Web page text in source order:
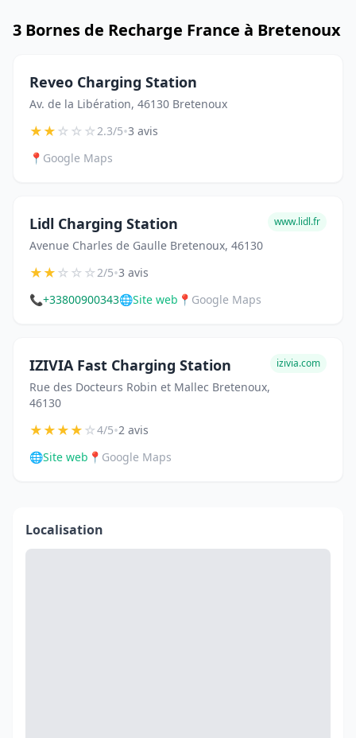
3 Bornes de Recharge France à Bretenoux
Reveo Charging Station
Av. de la Libération, 46130 Bretenoux
★★☆☆☆2.3/5•3 avis
📍 Google Maps
Lidl Charging Station
Avenue Charles de Gaulle Bretenoux, 46130
www.lidl.fr
★★☆☆☆2/5•3 avis
📞+33800900343🌐Site web 📍 Google Maps
IZIVIA Fast Charging Station
Rue des Docteurs Robin et Mallec Bretenoux,
46130
izivia.com
★★★★☆4/5•2 avis
🌐Site web 📍 Google Maps
Localisation